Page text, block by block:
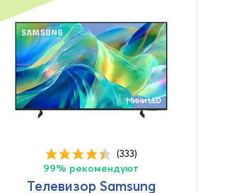
(333)
99% рекомендуют
Телевизор Samsung